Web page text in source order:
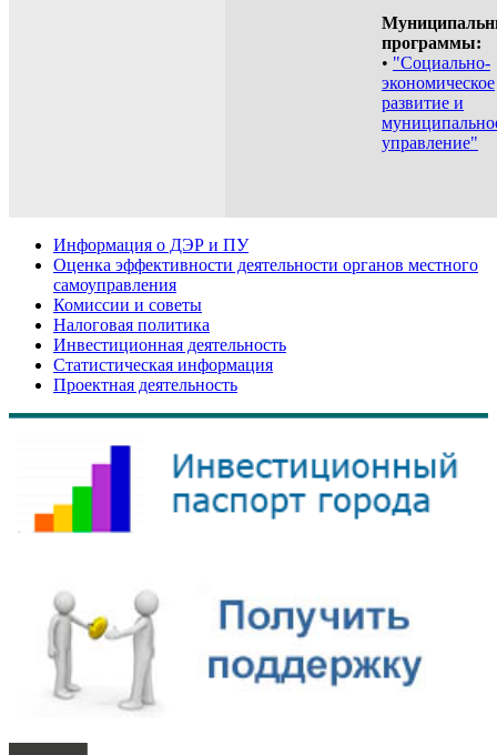
программы:
• "Социально-
экономическое
развитие и
управление"
Информация о ДЭР и ПУ
Оценка эффективности деятельности органов местного
самоуправления
Комиссии и советы
Налоговая политика
Инвестиционная деятельность
Статистическая информация
Проектная деятельность